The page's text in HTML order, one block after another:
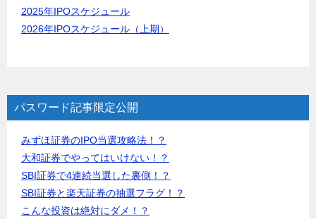
2025年IPOスケジュール
2026年IPOスケジュール（上期）
パスワード記事限定公開
みずほ証券のIPO当選攻略法！？
大和証券でやってはいけない！？
SBI証券で4連続当選した裏側！？
SBI証券と楽天証券の抽選フラグ！？
こんな投資は絶対にダメ！？